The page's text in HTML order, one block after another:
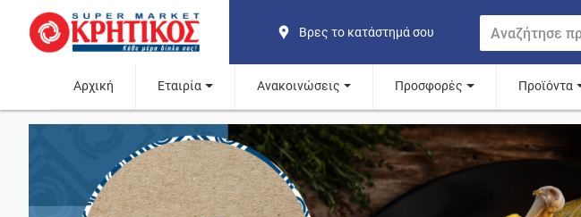
Βρες το κατάστημά σου
Αρχική Εταιρία Ανακοινώσεις Προσφορές Προϊόντα